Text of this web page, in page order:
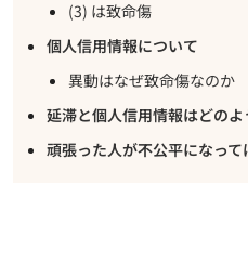
(3) は致命傷
個人信用情報について
異動はなぜ致命傷なのか
延滞と個人信用情報はどの
頑張った人が不公平になっ